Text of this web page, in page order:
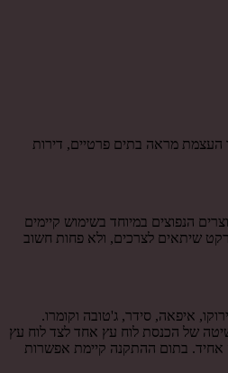
העצמת מראה בתים פרטיים, דירות
הנפוצים במיוחד בשימוש קיימים
שיתאים לצרכים, ולא פחות חשוב
איפאה, סידר, ג'טובה וקומרו.
21 מילימטר, רוחב של 9-18 ס"מ ואורך של 220 ס"מ. התקנת פרקט עץ נעשית בשיטה של הכנסת לוח עץ אחד לצד לוח עץ
בתום ההתקנה קיימת אפשרות